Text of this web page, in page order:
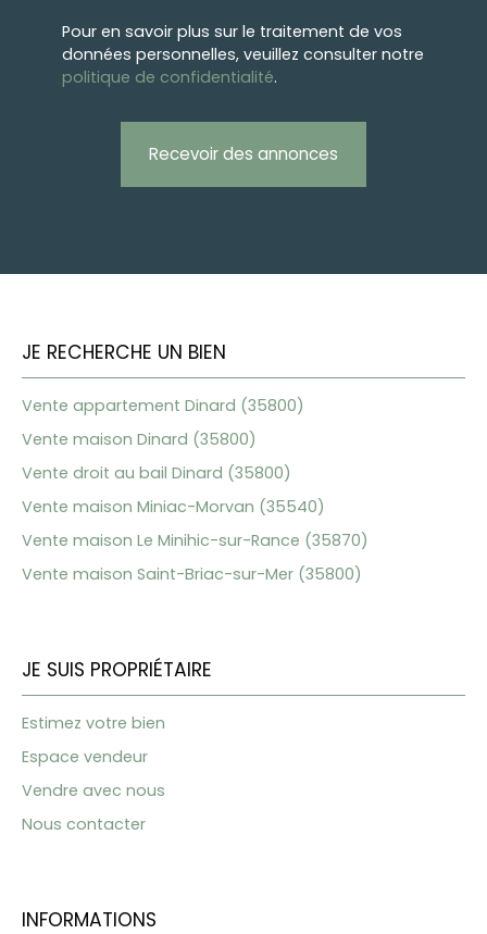
Pour en savoir plus sur le traitement de vos
données personnelles, veuillez consulter notre
politique de confidentialité.
Recevoir des annonces
JE RECHERCHE UN BIEN
Vente appartement Dinard (35800)
Vente maison Dinard (35800)
Vente droit au bail Dinard (35800)
Vente maison Miniac-Morvan (35540)
Vente maison Le Minihic-sur-Rance (35870)
Vente maison Saint-Briac-sur-Mer (35800)
JE SUIS PROPRIÉTAIRE
Estimez votre bien
Espace vendeur
Vendre avec nous
Nous contacter
INFORMATIONS